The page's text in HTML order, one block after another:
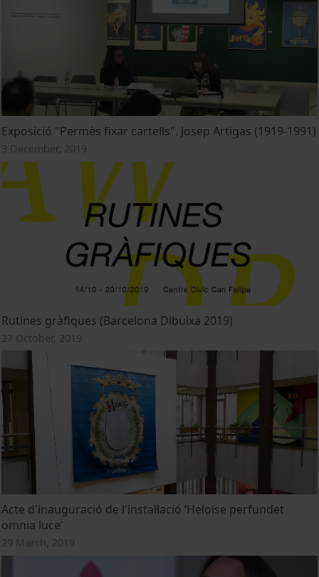
Exposició "Permès fixar cartells". Josep Artigas (1919-1991)
3 December, 2019
Rutines gràfiques (Barcelona Dibuixa 2019)
27 October, 2019
Acte d'inauguració de l'instal·lació ‘Heloïse perfundet
omnia luce’
29 March, 2019